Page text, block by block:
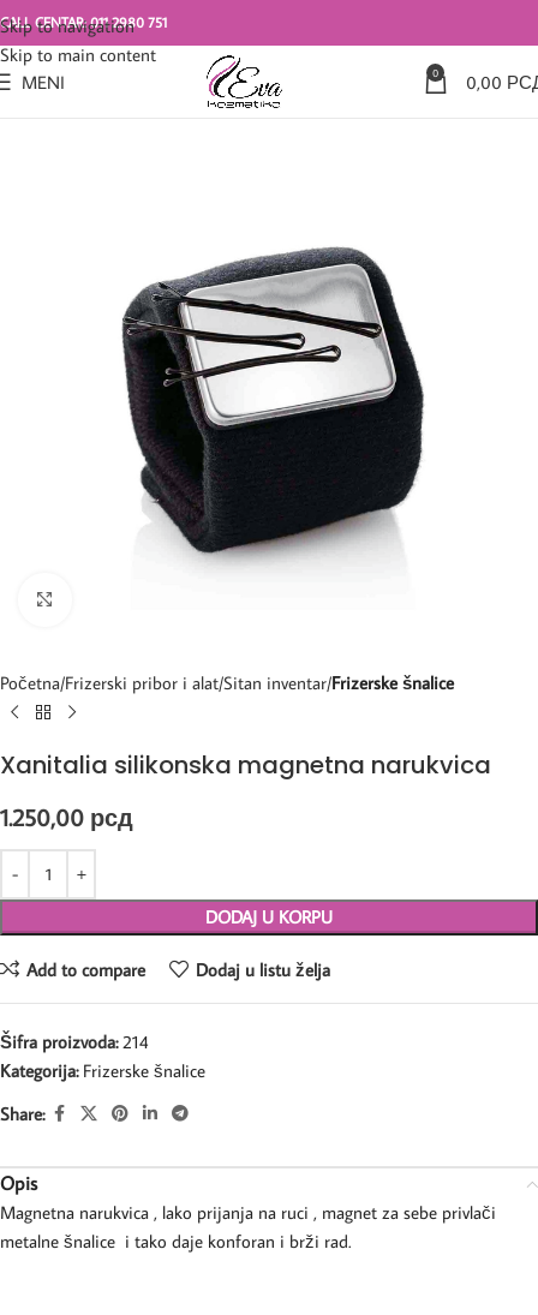
Skip to navigation
Skip to main content
CALL CENTAR: 011 2980 751
MENI 0 0,00
Početna Frizerski pribor i alat Sitan inventar Frizerske šnalice
Xanitalia silikonska magnetna narukvica
1.250,00 рсд
DODAJ U KORPU
Add to compare Dodaj u listu želja
Šifra proizvoda:214
Kategorija: Frizerske šnalice
Share:
Opis
Magnetna narukvica , lako prijanja na ruci , magnet za sebe privlači
metalne šnalice i tako daje konforan i brži rad.